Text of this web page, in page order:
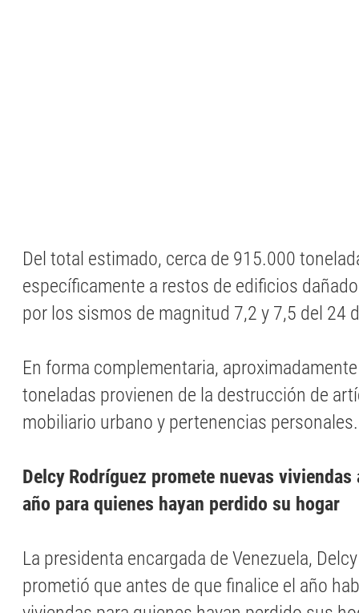
Del total estimado, cerca de 915.000
específicamente a restos de edificios
por los sismos de magnitud 7,2 y 7,5 del 24
En forma complementaria,
toneladas provienen de la destrucción de
mobiliario urbano y pertenencias personales.
Delcy Rodríguez promete nuevas viviendas
año para quienes hayan perdido su hogar
La presidenta encargada de Venezuela,
prometió que antes de que finalice el año